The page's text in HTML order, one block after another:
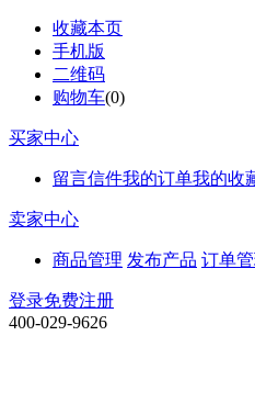
收藏本页
手机版
二维码
购物车(0)
买家中心
留言信件我的订单我的收
卖家中心
商品管理 发布产品 订单
登录免费注册
400-029-9626